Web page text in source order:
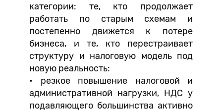
категории: те, кто продолжает
работать по старым схемам и
постепенно движется к потере
бизнеса, и те, кто перестраивает
структуру и налоговую модель под
новую реальность:
• резкое повышение налоговой и
административной нагрузки, НДС у
подавляющего большинства активно